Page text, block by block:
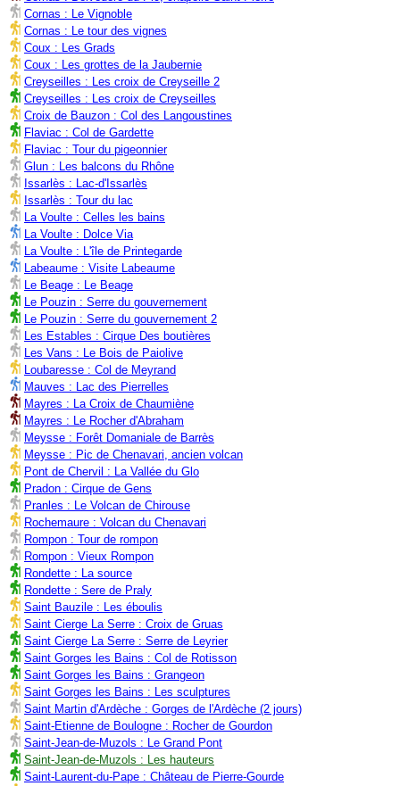
Cornas : Le Vignoble
Cornas : Le tour des vignes
Coux : Les Grads
Coux : Les grottes de la Jaubernie
Creyseilles : Les croix de Creyseille 2
Creyseilles : Les croix de Creyseilles
Croix de Bauzon : Col des Langoustines
Flaviac : Col de Gardette
Flaviac : Tour du pigeonnier
Glun : Les balcons du Rhône
Issarlès : Lac-d'Issarlès
Issarlès : Tour du lac
La Voulte : Celles les bains
La Voulte : Dolce Via
La Voulte : L'île de Printegarde
Labeaume : Visite Labeaume
Le Beage : Le Beage
Le Pouzin : Serre du gouvernement
Le Pouzin : Serre du gouvernement 2
Les Estables : Cirque Des boutières
Les Vans : Le Bois de Paiolive
Loubaresse : Col de Meyrand
Mauves : Lac des Pierrelles
Mayres : La Croix de Chaumiène
Mayres : Le Rocher d'Abraham
Meysse : Forêt Domaniale de Barrès
Meysse : Pic de Chenavari, ancien volcan
Pont de Chervil : La Vallée du Glo
Pradon : Cirque de Gens
Pranles : Le Volcan de Chirouse
Rochemaure : Volcan du Chenavari
Rompon : Tour de rompon
Rompon : Vieux Rompon
Rondette : La source
Rondette : Sere de Praly
Saint Bauzile : Les éboulis
Saint Cierge La Serre : Croix de Gruas
Saint Cierge La Serre : Serre de Leyrier
Saint Gorges les Bains : Col de Rotisson
Saint Gorges les Bains : Grangeon
Saint Gorges les Bains : Les sculptures
Saint Martin d'Ardèche : Gorges de l'Ardèche (2 jours)
Saint-Etienne de Boulogne : Rocher de Gourdon
Saint-Jean-de-Muzols : Le Grand Pont
Saint-Jean-de-Muzols : Les hauteurs
Saint-Laurent-du-Pape : Château de Pierre-Gourde